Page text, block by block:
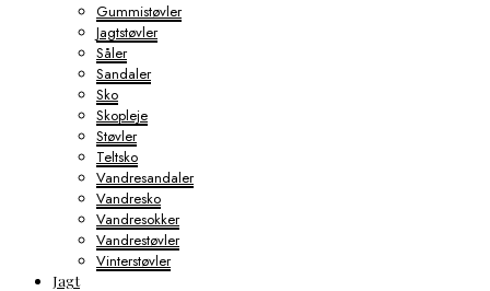
Gummistøvler
Jagtstøvler
Såler
Sandaler
Sko
Skopleje
Støvler
Teltsko
Vandresandaler
Vandresko
Vandresokker
Vandrestøvler
Vinterstøvler
Jagt